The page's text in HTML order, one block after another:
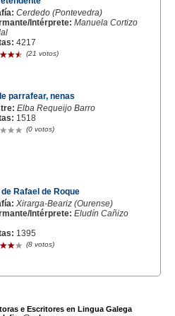
Cerdedo (Pontevedra)
Intérprete: Manuela Cortizo
4217
(21 votos)
parrafear, nenas
Elba Requeijo Barro
1518
(0 votos)
de Rafael de Roque
Xirarga-Beariz (Ourense)
Intérprete: Eludín Cañizo
1395
(8 votos)
e Escritores en Lingua Galega